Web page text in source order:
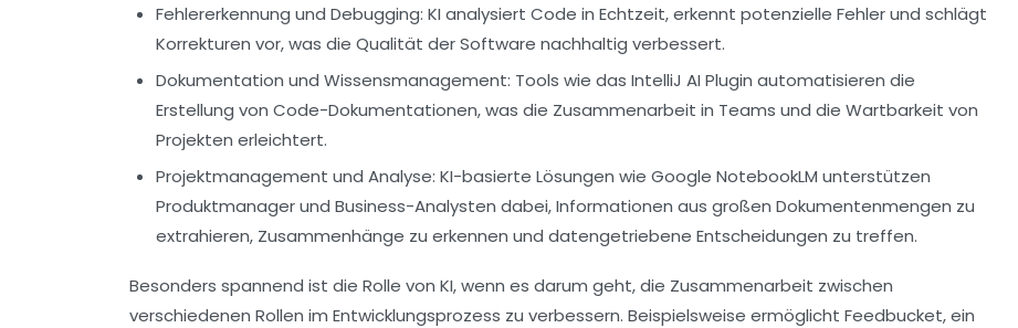
Fehlererkennung und Debugging: KI analysiert Code in Echtzeit, erkennt potenzielle Fehler und schlägt
Korrekturen vor, was die Qualität der Software nachhaltig verbessert.
Dokumentation und Wissensmanagement: Tools wie das IntelliJ AI Plugin automatisieren die
Erstellung von Code-Dokumentationen, was die Zusammenarbeit in Teams und die Wartbarkeit von
Projekten erleichtert.
Projektmanagement und Analyse: KI-basierte Lösungen wie Google NotebookLM unterstützen
Produktmanager und Business-Analysten dabei, Informationen aus großen Dokumentenmengen zu
extrahieren, Zusammenhänge zu erkennen und datengetriebene Entscheidungen zu treffen.
Besonders spannend ist die Rolle von KI, wenn es darum geht, die Zusammenarbeit zwischen
verschiedenen Rollen im Entwicklungsprozess zu verbessern. Beispielsweise ermöglicht Feedbucket, ein